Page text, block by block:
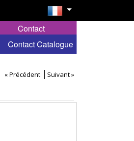
Contact Catalogue
Contact
« Précédent Suivant »